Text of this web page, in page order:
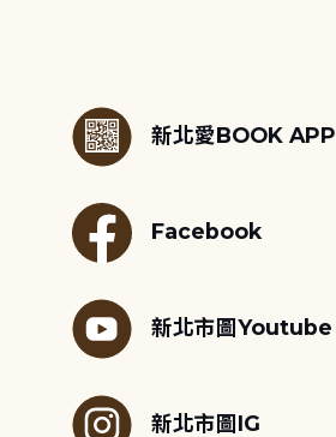
新北愛BOOK APP
Facebook
新北市圖Youtube
新北市圖IG